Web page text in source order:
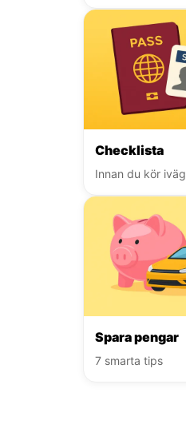
Checklista
Innan du kör iväg
Spara pengar
7 smarta tips